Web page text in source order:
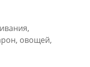
овощей,
дуршлаг в